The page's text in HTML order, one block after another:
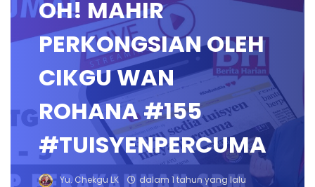
OH! MAHIR
PERKONGSIAN OLEH
CIKGU WAN
ROHANA #155
#TUISYENPERCUMA
Yu. Chekgu LK
dalam 1 tahun yang lalu